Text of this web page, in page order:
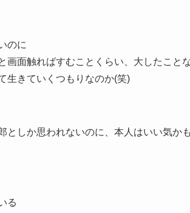
のに
画面触ればすむことくらい、大したこと
生きていくつもりなのか(笑)
としか思われないのに、本人はいい気か
る